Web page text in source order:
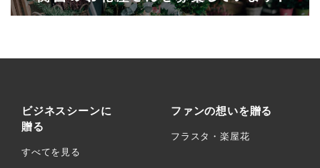
ビジネスシーンに
贈る
すべてを見る
ファンの想いを贈る
フラスタ・楽屋花